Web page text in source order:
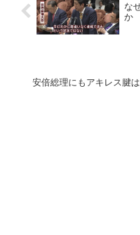
な
か
安倍総理にもアキレス腱